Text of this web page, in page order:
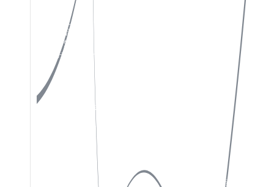
私たちについて
作品一覧
お知らせ
お問い合わせ
特定商取引法表示
プライバシーポリシー